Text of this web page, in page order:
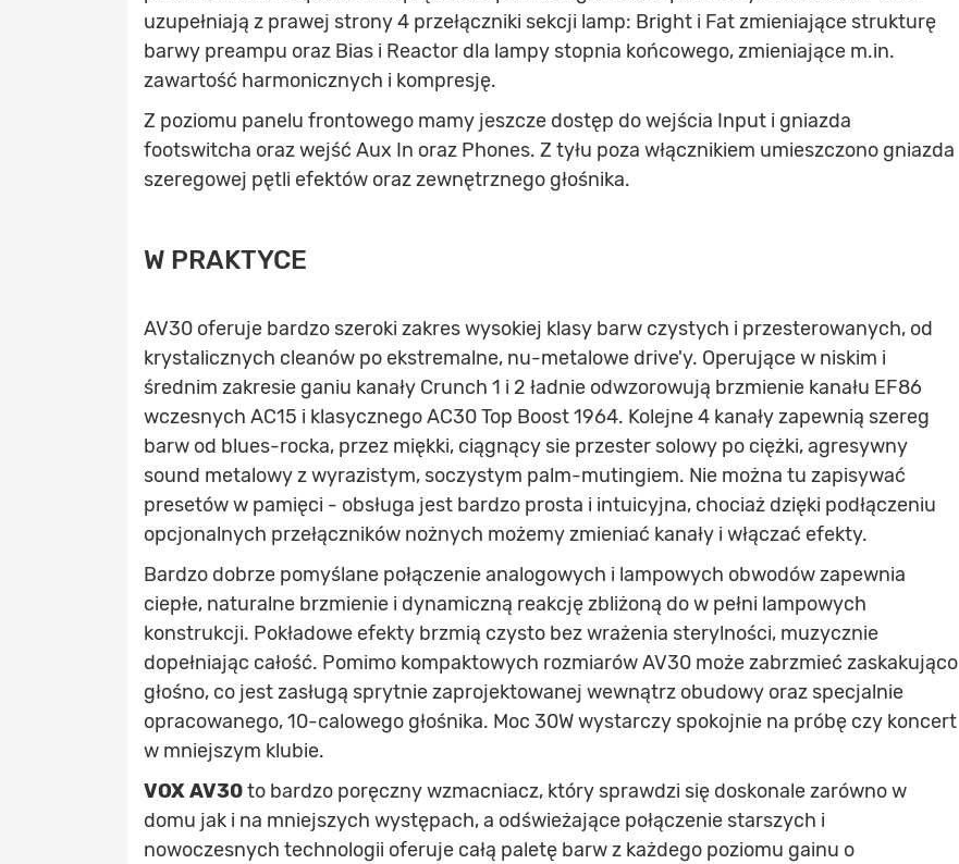
uzupełniają z prawej strony 4 przełączniki sekcji lamp: Bright i Fat zmieniające strukturę
barwy preampu oraz Bias i Reactor dla lampy stopnia końcowego, zmieniające m.in.
zawartość harmonicznych i kompresję.
Z poziomu panelu frontowego mamy jeszcze dostęp do wejścia Input i gniazda
footswitcha oraz wejść Aux In oraz Phones. Z tyłu poza włącznikiem umieszczono gniazda
szeregowej pętli efektów oraz zewnętrznego głośnika.
W PRAKTYCE
AV30 oferuje bardzo szeroki zakres wysokiej klasy barw czystych i przesterowanych, od
krystalicznych cleanów po ekstremalne, nu-metalowe drive'y. Operujące w niskim i
średnim zakresie ganiu kanały Crunch 1 i 2 ładnie odwzorowują brzmienie kanału EF86
wczesnych AC15 i klasycznego AC30 Top Boost 1964. Kolejne 4 kanały zapewnią szereg
barw od blues-rocka, przez miękki, ciągnący sie przester solowy po ciężki, agresywny
sound metalowy z wyrazistym, soczystym palm-mutingiem. Nie można tu zapisywać
presetów w pamięci - obsługa jest bardzo prosta i intuicyjna, chociaż dzięki podłączeniu
opcjonalnych przełączników nożnych możemy zmieniać kanały i włączać efekty.
Bardzo dobrze pomyślane połączenie analogowych i lampowych obwodów zapewnia
ciepłe, naturalne brzmienie i dynamiczną reakcję zbliżoną do w pełni lampowych
konstrukcji. Pokładowe efekty brzmią czysto bez wrażenia sterylności, muzycznie
dopełniając całość. Pomimo kompaktowych rozmiarów AV30 może zabrzmieć zaskakująco
głośno, co jest zasługą sprytnie zaprojektowanej wewnątrz obudowy oraz specjalnie
opracowanego, 10-calowego głośnika. Moc 30W wystarczy spokojnie na próbę czy koncert
w mniejszym klubie.
VOX AV30to bardzo poręczny wzmacniacz, który sprawdzi się doskonale zarówno w
domu jak i na mniejszych występach, a odświeżające połączenie starszych i
nowoczesnych technologii oferuje całą paletę barw z każdego poziomu gainu o